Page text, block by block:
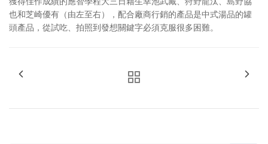
也和芝崎優有（由左至右），配合廠商行銷的產品是中式湯品的罐
頭產品，從試吃、拍照到發想關鍵字必須克服很多困難。